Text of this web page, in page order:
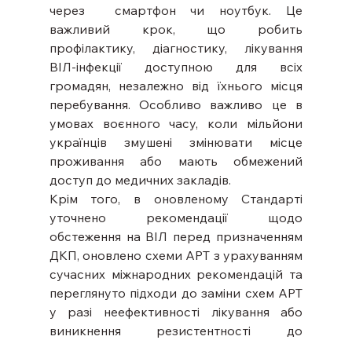
через  смартфон чи ноутбук. Це
важливий крок, що робить
профілактику, діагностику, лікування
ВІЛ-інфекції доступною для всіх
громадян, незалежно від їхнього місця
перебування. Особливо важливо це в
умовах воєнного часу, коли мільйони
українців змушені змінювати місце
проживання або мають обмежений
доступ до медичних закладів.
Крім того, в оновленому Стандарті
уточнено рекомендації щодо
обстеження на ВІЛ перед призначенням
ДКП, оновлено схеми АРТ з урахуванням
сучасних міжнародних рекомендацій та
переглянуто підходи до заміни схем АРТ
у разі неефективності лікування або
виникнення резистентності до